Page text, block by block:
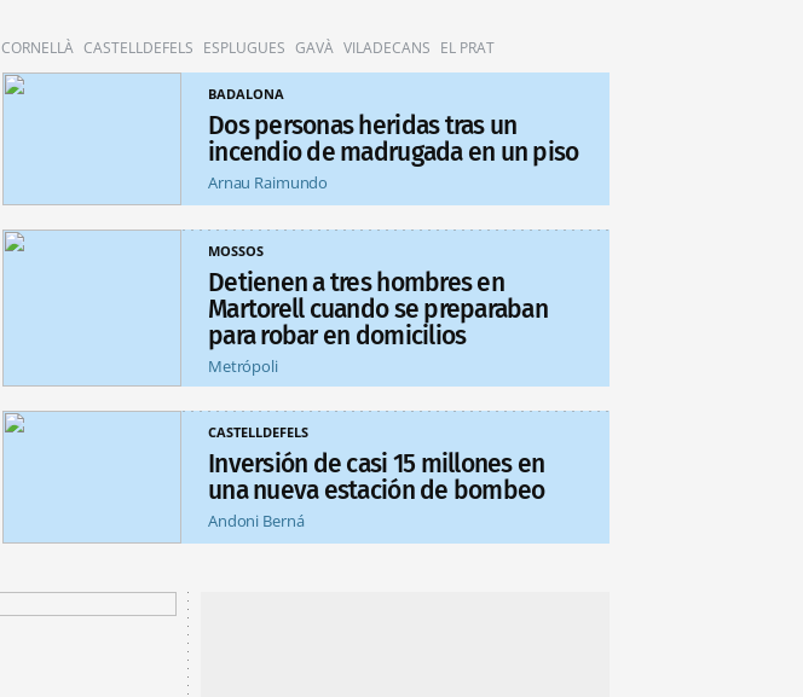
CORNELLÀ CASTELLDEFELS ESPLUGUES GAVÀ VILADECANS EL PRAT
BADALONA
Dos personas heridas tras un
incendio de madrugada en un piso
Arnau Raimundo
MOSSOS
Detienen a tres hombres en
Martorell cuando se preparaban
para robar en domicilios
Metrópoli
CASTELLDEFELS
Inversión de casi 15 millones en
una nueva estación de bombeo
Andoni Berná